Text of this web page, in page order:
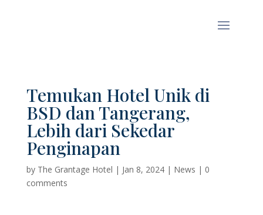
Temukan Hotel Unik di
BSD dan Tangerang,
Lebih dari Sekedar
Penginapan
by The Grantage Hotel | Jan 8, 2024| News | 0
comments